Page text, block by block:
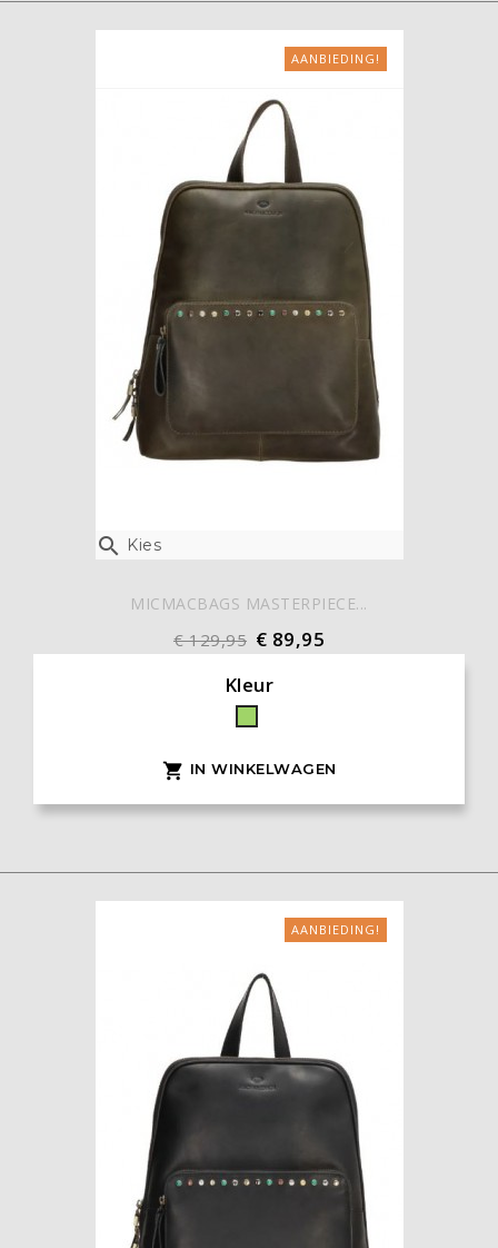
 Kies
AANBIEDING!
MICMACBAGS MASTERPIECE...
€ 129,95 € 89,95
Kleur
Groen
 IN WINKELWAGEN
AANBIEDING!